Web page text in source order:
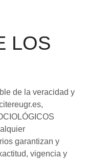
LOS
de la veracidad y
garantizan y
vigencia y